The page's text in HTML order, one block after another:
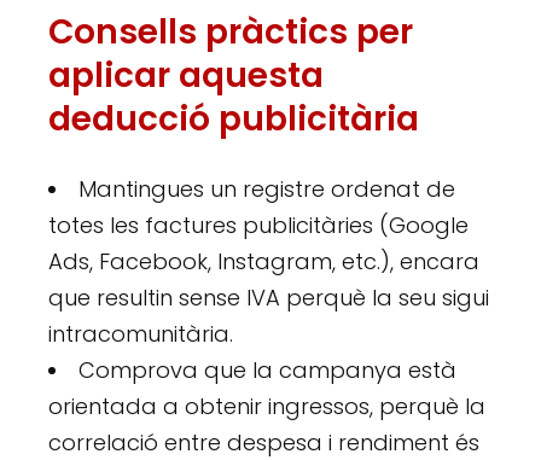
Consells pràctics per
aplicar aquesta
deducció publicitària
Mantingues un registre ordenat de
totes les factures publicitàries (Google
Ads, Facebook, Instagram, etc.), encara
que resultin sense IVA perquè la seu sigui
intracomunitària.
Comprova que la campanya està
orientada a obtenir ingressos, perquè la
correlació entre despesa i rendiment és